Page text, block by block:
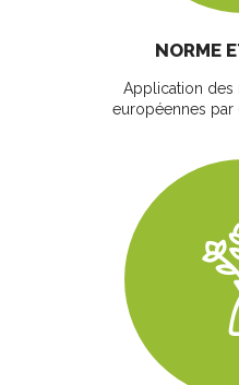
NORME
Application des
européennes